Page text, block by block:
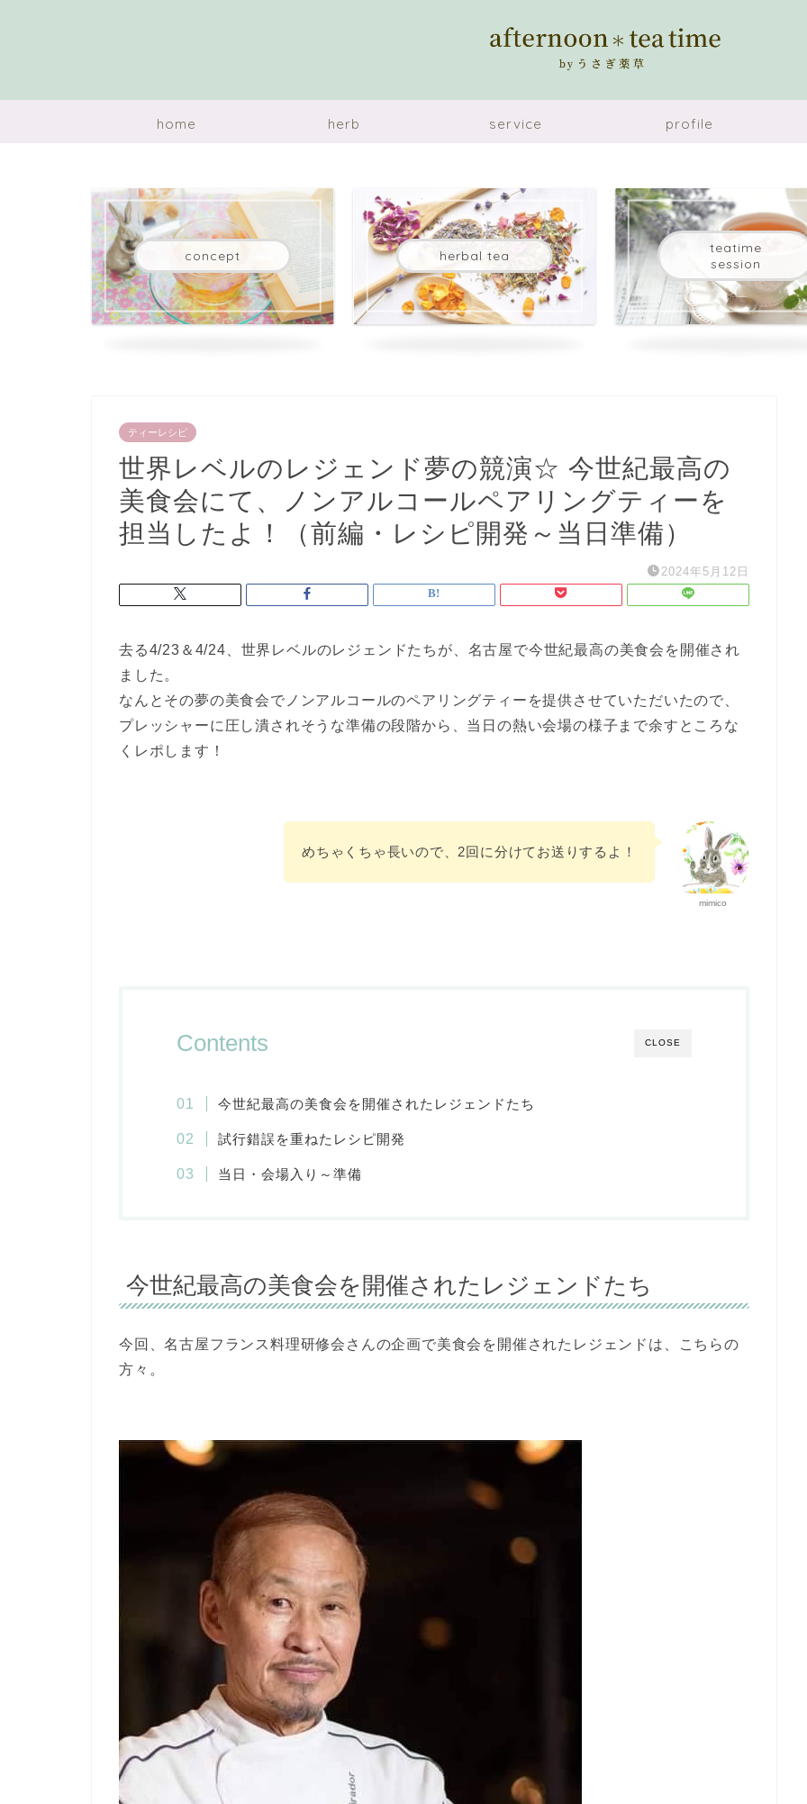
home herb service profile
concept herbal tea
teatime
session
ティーレシピ
世界レベルのレジェンド夢の競演☆ 今世紀最高の
美食会にて、ノンアルコールペアリングティーを
担当したよ！（前編・レシピ開発～当日準備）
2024年5月12日
去る4/23＆4/24、世界レベルのレジェンドたちが、名古屋で今世紀最高の美食会を開催され
ました。
なんとその夢の美食会でノンアルコールのペアリングティーを提供させていただいたので、
プレッシャーに圧し潰されそうな準備の段階から、当日の熱い会場の様子まで余すところな
くレポします！
mimico
めちゃくちゃ長いので、2回に分けてお送りするよ！
CLOSE
Contents
今世紀最高の美食会を開催されたレジェンドたち
試行錯誤を重ねたレシピ開発
当日・会場入り～準備
今世紀最高の美食会を開催されたレジェンドたち
今回、名古屋フランス料理研修会さんの企画で美食会を開催されたレジェンドは、こちらの
方々。